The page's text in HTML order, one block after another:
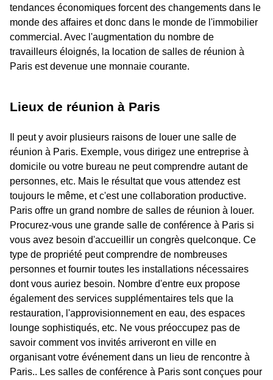
tendances économiques forcent des changements dans le
monde des affaires et donc dans le monde de l'immobilier
commercial. Avec l'augmentation du nombre de
travailleurs éloignés, la location de salles de réunion à
Paris est devenue une monnaie courante.
Lieux de réunion à Paris
Il peut y avoir plusieurs raisons de louer une salle de
réunion à Paris. Exemple, vous dirigez une entreprise à
domicile ou votre bureau ne peut comprendre autant de
personnes, etc. Mais le résultat que vous attendez est
toujours le même, et c'est une collaboration productive.
Paris offre un grand nombre de salles de réunion à louer.
Procurez-vous une grande salle de conférence à Paris si
vous avez besoin d'accueillir un congrès quelconque. Ce
type de propriété peut comprendre de nombreuses
personnes et fournir toutes les installations nécessaires
dont vous auriez besoin. Nombre d'entre eux propose
également des services supplémentaires tels que la
restauration, l'approvisionnement en eau, des espaces
lounge sophistiqués, etc. Ne vous préoccupez pas de
savoir comment vos invités arriveront en ville en
organisant votre événement dans un lieu de rencontre à
Paris.. Les salles de conférence à Paris sont conçues pour